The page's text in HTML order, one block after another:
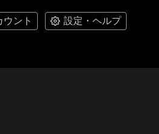
ウント 設定・ヘルプ